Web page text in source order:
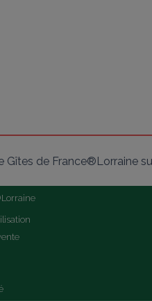
Gîtes de France®Lorraine